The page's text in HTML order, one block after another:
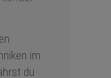
im
du